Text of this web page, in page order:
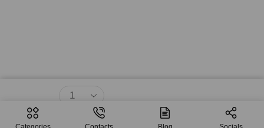
$60.04
Agregar Al Carrito